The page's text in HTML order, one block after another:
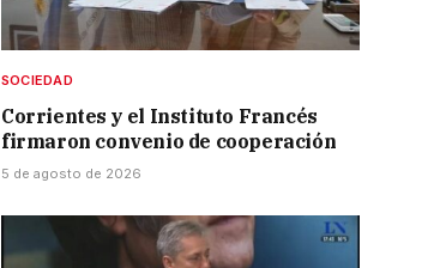
SOCIEDAD
Corrientes y el Instituto Francés
firmaron convenio de cooperación
5 de agosto de 2026